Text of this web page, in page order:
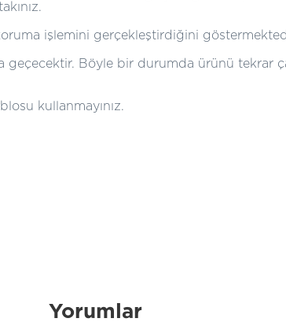
işlemini gerçekleştirdiğini
geçecektir. Böyle bir durumda ürünü tekrar
kullanmayınız.
Yorumlar